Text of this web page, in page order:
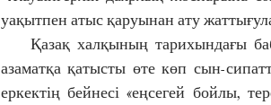
уақытпен атыс қаруынан ату
азаматқа қатысты өте көп сын-
еркектің бейнесі «еңсегей бойлы,